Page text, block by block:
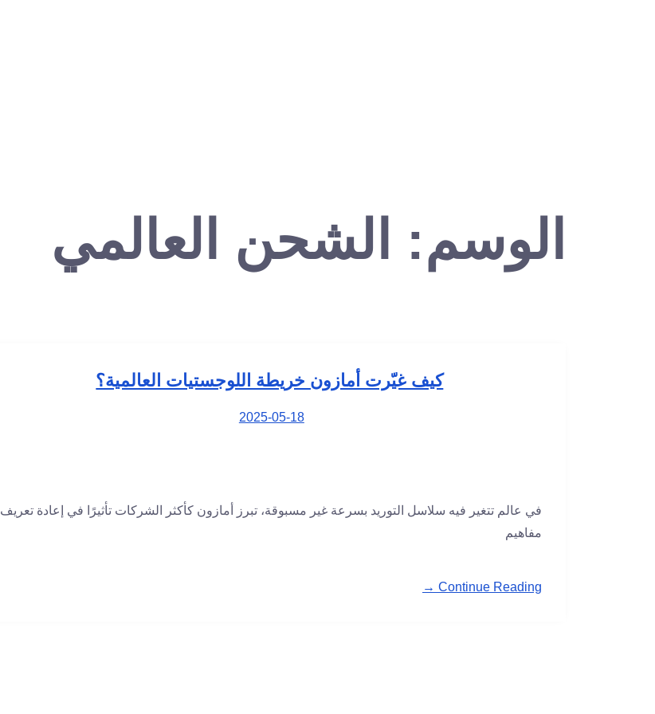
الوسم: الشحن العالمي
كيف غيّرت أمازون خريطة اللوجستيات العالمية؟
2025-05-18
في عالم تتغير فيه سلاسل التوريد بسرعة غير مسبوقة، تبرز أمازون كأكثر الشركات تأثيرًا في إعادة تعريف
مفاهيم
Continue Reading →